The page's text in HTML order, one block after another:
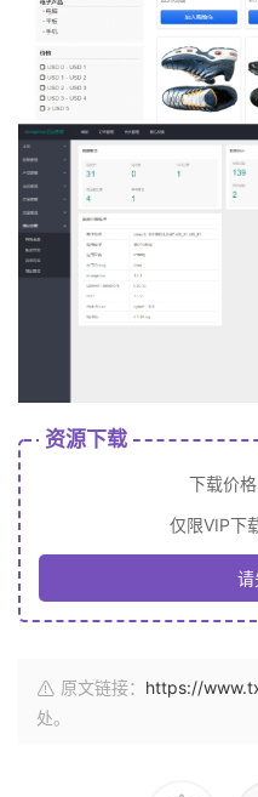
资源下载
下载价格
仅限VIP下
请
原文链接： https://
处。